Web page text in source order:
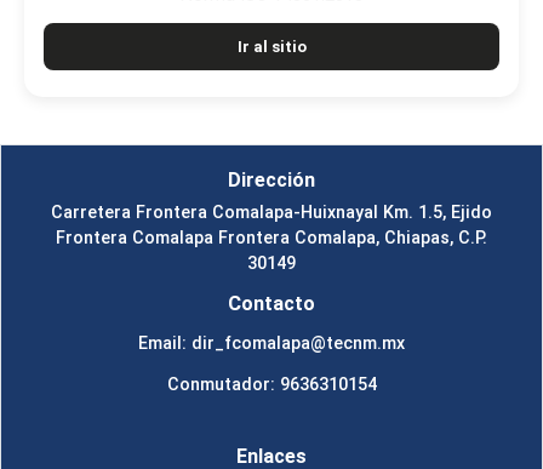
Ir al sitio
Dirección
Carretera Frontera Comalapa-Huixnayal Km. 1.5, Ejido
Frontera Comalapa Frontera Comalapa, Chiapas, C.P.
30149
Contacto
Email: dir_fcomalapa@tecnm.mx
Conmutador: 9636310154
Enlaces